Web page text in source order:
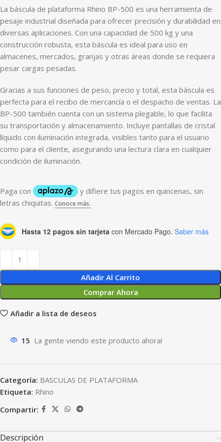
La báscula de plataforma Rhino BP-500 es una herramienta de
pesaje industrial diseñada para ofrecer precisión y durabilidad en
diversas aplicaciones. Con una capacidad de 500 kg y una
construcción robusta, esta báscula es ideal para uso en
almacenes, mercados, granjas y otras áreas donde se requiera
pesar cargas pesadas.
Gracias a sus funciones de peso, precio y total, esta báscula es
perfecta para el recibo de mercancía o el despacho de ventas. La
BP-500 también cuenta con un sistema plegable, lo que facilita
su transportación y almacenamiento. Incluye pantallas de cristal
líquido con iluminación integrada, visibles tanto para el usuario
como para el cliente, asegurando una lectura clara en cualquier
condición de iluminación.
Hasta 12 pagos sin tarjeta con Mercado Pago. Saber más
Añadir Al Carrito
Comprar Ahora
Añadir a lista de deseos
15 La gente viendo este producto ahora!
Categoría: BASCULAS DE PLATAFORMA
Etiqueta: Rhino
Compartir:
Descripción